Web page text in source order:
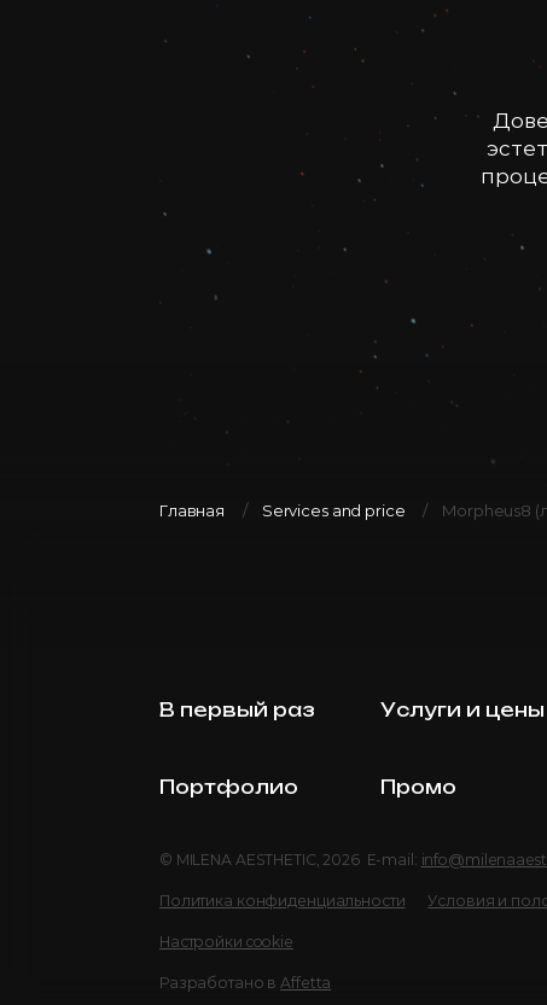
Главная Services and price Morpheus8
В первый раз Услуги и цены
Портфолио Промо
© MILENA AESTHETIC, 2026 E-mail:
Политика конфиденциальности Условия и
Настройки cookie
Разработано в Affetta